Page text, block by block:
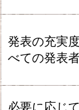
発表の充実
べての発表
必要に応じ